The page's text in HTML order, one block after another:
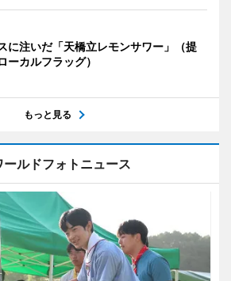
に注いだ「天橋立レモンサワー」（提
ーカルフラッグ）
もっと見る
ールドフォトニュース